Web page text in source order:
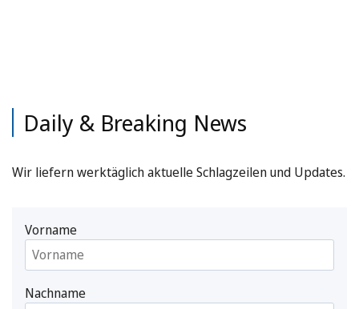
Daily & Breaking News
Wir liefern werktäglich aktuelle Schlagzeilen und Updates.
Vorname
Nachname